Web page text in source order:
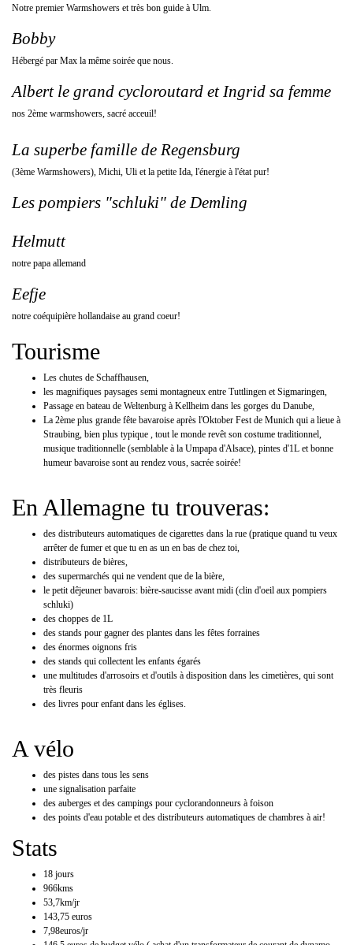
Notre premier Warmshowers et très bon guide à Ulm.
Bobby
Hébergé par Max la même soirée que nous.
Albert le grand cycloroutard et Ingrid sa femme
nos 2ème warmshowers, sacré acceuil!
La superbe famille de Regensburg
(3ème Warmshowers), Michi, Uli et la petite Ida, l'énergie à l'état pur!
Les pompiers "schluki" de Demling
Helmutt
notre papa allemand
Eefje
notre coéquipière hollandaise au grand coeur!
Tourisme
Les chutes de Schaffhausen,
les magnifiques paysages semi montagneux entre Tuttlingen et Sigmaringen,
Passage en bateau de Weltenburg à Kellheim dans les gorges du Danube,
La 2ème plus grande fête bavaroise après l'Oktober Fest de Munich qui a lieue à
Straubing, bien plus typique , tout le monde revêt son costume traditionnel,
musique traditionnelle (semblable à la Umpapa d'Alsace), pintes d'1L et bonne
humeur bavaroise sont au rendez vous, sacrée soirée!
En Allemagne tu trouveras:
des distributeurs automatiques de cigarettes dans la rue (pratique quand tu veux
arrêter de fumer et que tu en as un en bas de chez toi,
distributeurs de bières,
des supermarchés qui ne vendent que de la bière,
le petit dêjeuner bavarois: bière-saucisse avant midi (clin d'oeil aux pompiers
schluki)
des choppes de 1L
des stands pour gagner des plantes dans les fêtes forraines
des énormes oignons fris
des stands qui collectent les enfants égarés
une multitudes d'arrosoirs et d'outils à disposition dans les cimetières, qui sont
très fleuris
des livres pour enfant dans les églises.
A vélo
des pistes dans tous les sens
une signalisation parfaite
des auberges et des campings pour cyclorandonneurs à foison
des points d'eau potable et des distributeurs automatiques de chambres à air!
Stats
18 jours
966kms
53,7km/jr
143,75 euros
7,98euros/jr